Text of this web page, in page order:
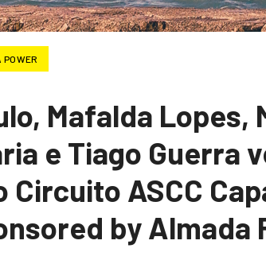
Mafalda Lopes,
e Tiago Guerra
Circuito ASCC
by Almada